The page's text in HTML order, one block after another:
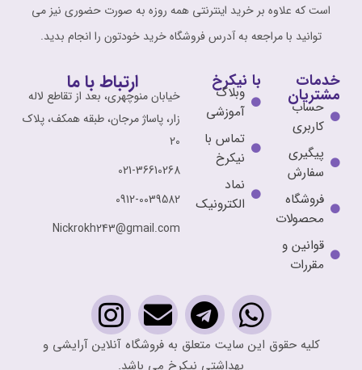
است که علاوه بر خرید اینترنتی همه روزه به صورت حضوری نیز می
توانید با مراجعه به آدرس فروشگاه خرید خودتون را انجام بدید.
خدمات
مشتریان
حساب
کاربری
پیگیری
سفارش
فروشگاه
محصولات
قوانین و
مقررات
با نیکرخ
وبلاگ
آموزشی
تماس با
نیکرخ
نماد
الکترونیک
ارتباط با ما
خیابان منوچهری، بعد از تقاطع لاله
زار، پاساژ مرجان، طبقه همکف، پلاک
20
021-36610268
0912-0039582
Nickrokh243@gmail.com
کلیه حقوق این سایت متعلق به فروشگاه آنلاین آرایشی و
بهداشتی نیکرخ می باشد.